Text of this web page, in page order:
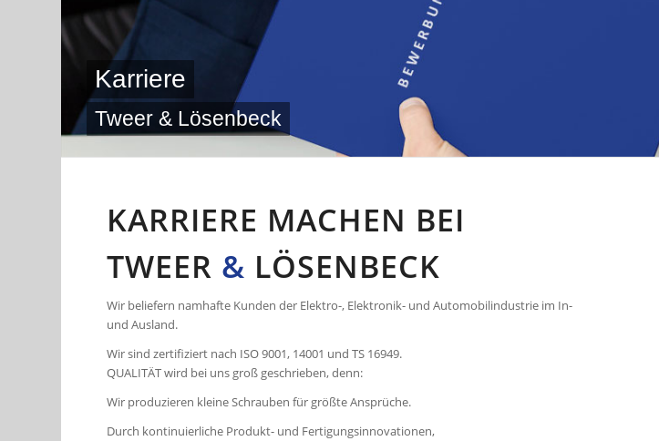
Karriere
Tweer & Lösenbeck
KARRIERE MACHEN BEI
TWEER & LÖSENBECK
Wir beliefern namhafte Kunden der Elektro-, Elektronik- und Automobilindustrie im In-
und Ausland.
Wir sind zertifiziert nach ISO 9001, 14001 und TS 16949.
QUALITÄT wird bei uns groß geschrieben, denn:
Wir produzieren kleine Schrauben für größte Ansprüche.
Durch kontinuierliche Produkt- und Fertigungsinnovationen,